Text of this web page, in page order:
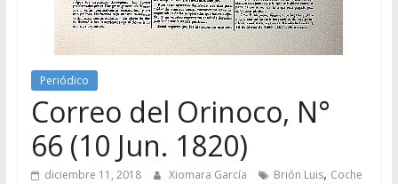
Periódico
Correo del Orinoco, N°
66 (10 Jun. 1820)
diciembre 11, 2018 Xiomara García Brión Luis, Coche